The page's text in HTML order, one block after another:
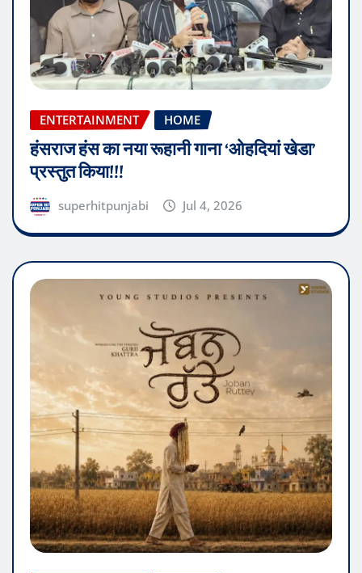
ENTERTAINMENT HOME
हंसराज हंस का नया रूहानी गाना ‘ओहदियां खेडा’
प्रस्तुत किया!!!
superhitpunjabi Jul 4, 2026